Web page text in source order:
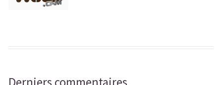
Derniers commentaires